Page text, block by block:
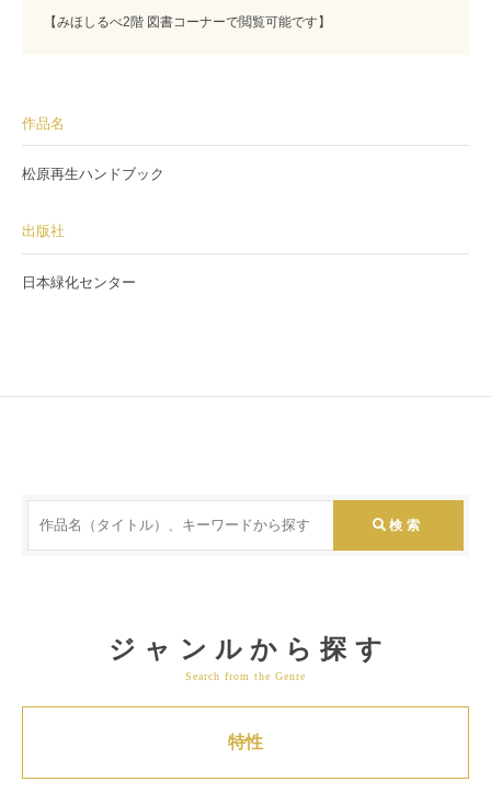
【みほしるべ2階 図書コーナーで閲覧可能です】
作品名
松原再生ハンドブック
出版社
日本緑化センター
ジャンルから探す
Search from the Genre
特性